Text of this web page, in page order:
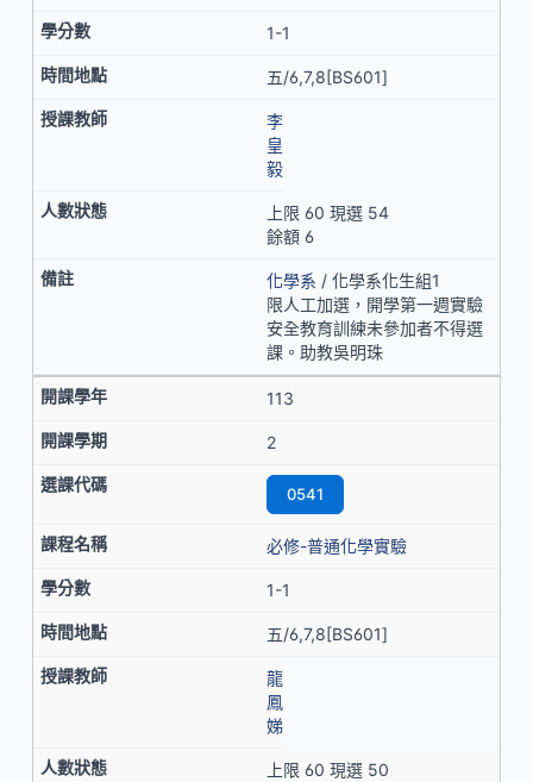
1-1
五/6,7,8[BS601]
李
皇
毅
上限 60 現選 54
餘額 6
化學系 / 化學系化生組1
限人工加選，開學第一週實驗
安全教育訓練未參加者不得選
課。助教吳明珠
113
2
0541
必修-普通化學實驗
1-1
五/6,7,8[BS601]
龍
鳳
娣
上限 60 現選 50